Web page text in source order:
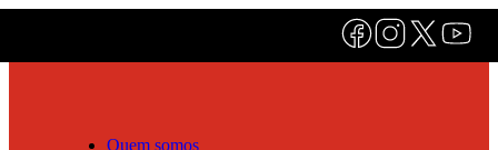
Quem somos